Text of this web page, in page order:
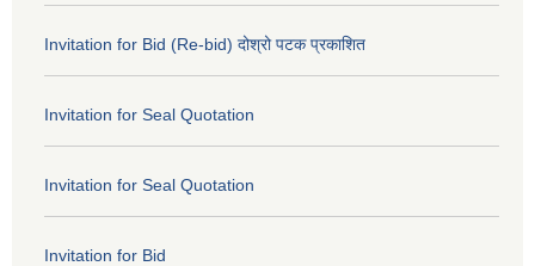
Invitation for Bid (Re-bid) दोश्रो पटक प्रकाशित
Invitation for Seal Quotation
Invitation for Seal Quotation
Invitation for Bid